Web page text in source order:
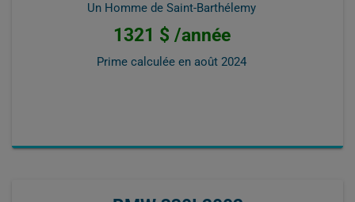
Un Homme de Saint-Barthélemy
1321 $ /année
Prime calculée en août 2024